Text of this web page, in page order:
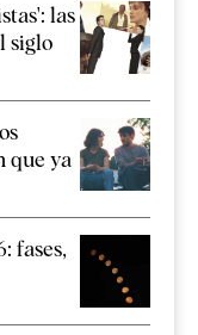
las
siglo
que ya
fases,